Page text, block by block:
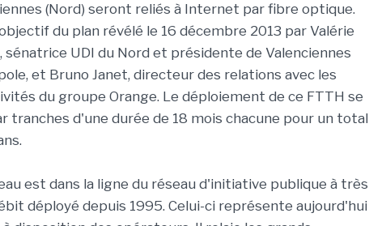
(Nord) seront reliés à Internet par fibre optique.
du plan révélé le 16 décembre 2013 par Valérie
sénatrice UDI du Nord et présidente de Valenciennes
et Bruno Janet, directeur des relations avec les
du groupe Orange. Le déploiement de ce FTTH se
tranches d'une durée de 18 mois chacune pour un total
est dans la ligne du réseau d'initiative publique à très
déployé depuis 1995. Celui-ci représente aujourd'hui